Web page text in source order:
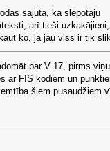
sajūta, ka slēpotāju
arī tieši uzkakājieni,
ko, ja jau viss ir tik
par V 17, pirms
ar FIS kodiem un
šiem pusaudžiem